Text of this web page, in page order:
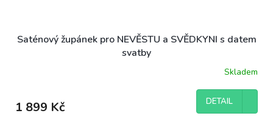
Saténový župánek pro NEVĚSTU a SVĚDKYNI s datem
svatby
Skladem
1 899 Kč DETAIL